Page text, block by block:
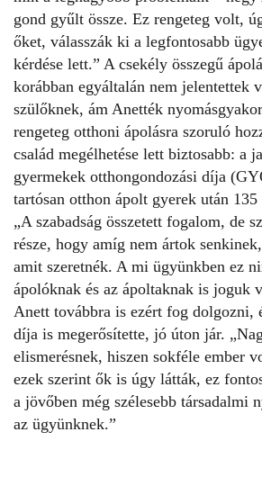
gond gyűlt össze. Ez rengeteg volt,
őket, válasszák ki a legfontosabb
kérdése lett.” A csekély összegű
korábban egyáltalán nem jelentettek
szülőknek, ám Anették
rengeteg otthoni ápolásra szoruló
család megélhetése lett biztosabb: a
gyermekek otthongondozási díja
tartósan otthon ápolt gyerek után
„A szabadság összetett fogalom, de
része, hogy amíg nem ártok
amit szeretnék. A mi ügyünkben ez
ápolóknak és az ápoltaknak is joguk
Anett továbbra is ezért fog dolgozni,
díja is megerősítette, jó úton jár.
elismerésnek, hiszen sokféle ember
ezek szerint ők is úgy látták, ez
a jövőben még szélesebb társadalmi
az ügyünknek.”